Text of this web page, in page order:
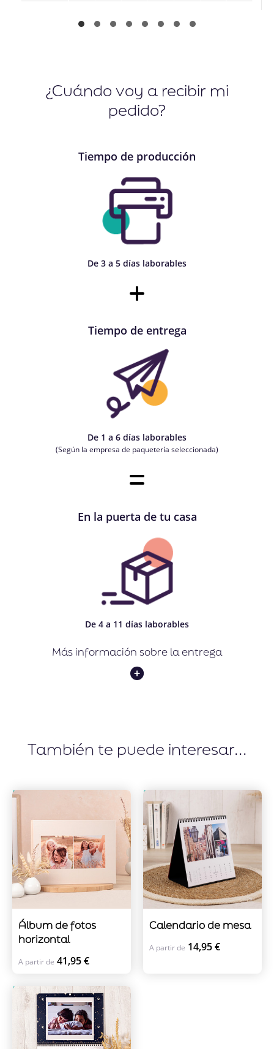
¿Cuándo voy a recibir mi
pedido?
Tiempo de producción
De 3 a 5 días laborables
Tiempo de entrega
De 1 a 6 días laborables
(Según la empresa de paquetería seleccionada)
En la puerta de tu casa
De 4 a 11 días laborables
Más información sobre la entrega
También te puede interesar...
Álbum de fotos
horizontal
A partir de 41,95 €
Calendario de mesa
A partir de 14,95 €